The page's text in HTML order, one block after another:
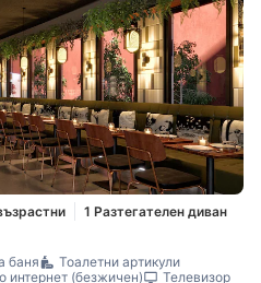
1 Разтегателен диван
баня
Тоалетни артикули
интернет (безжичен)
Телевизор